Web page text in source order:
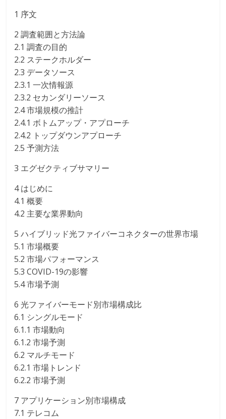
1 序文
2 調査範囲と方法論
2.1 調査の目的
2.2 ステークホルダー
2.3 データソース
2.3.1 一次情報源
2.3.2 セカンダリーソース
2.4 市場規模の推計
2.4.1 ボトムアップ・アプローチ
2.4.2 トップダウンアプローチ
2.5 予測方法
3 エグゼクティブサマリー
4 はじめに
4.1 概要
4.2 主要な業界動向
5 ハイブリッド光ファイバーコネクターの世界市場
5.1 市場概要
5.2 市場パフォーマンス
5.3 COVID-19の影響
5.4 市場予測
6 光ファイバーモード別市場構成比
6.1 シングルモード
6.1.1 市場動向
6.1.2 市場予測
6.2 マルチモード
6.2.1 市場トレンド
6.2.2 市場予測
7 アプリケーション別市場構成
7.1 テレコム